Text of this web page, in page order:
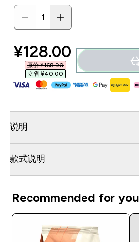
discounted price
¥128.00‎
原价 ¥168.00‎
立省 ¥40.00‎
说明
款式说明
Recommended for you